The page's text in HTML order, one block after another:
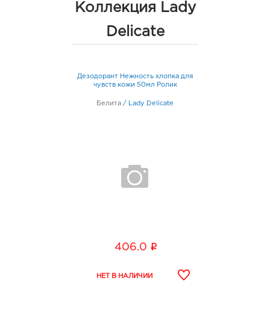
Коллекция Lady
Delicate
Дезодорант Нежность хлопка для
чувств кожи 50мл Ролик
Белита / Lady Delicate
406.0 i